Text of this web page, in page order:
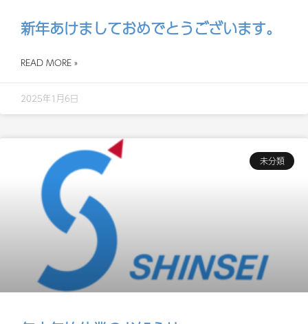
新年あけましておめでとうございます。
READ MORE »
2025年1月6日
未分類